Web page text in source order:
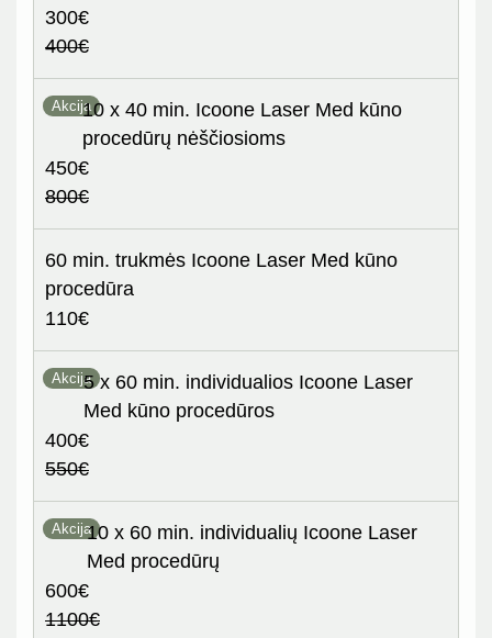
300€
400€
Akcija10 x 40 min. Icoone Laser Med kūno
procedūrų nėščiosioms
450€
800€
60 min. trukmės Icoone Laser Med kūno
procedūra
110€
Akcija5 x 60 min. individualios Icoone Laser
Med kūno procedūros
400€
550€
Akcija10 x 60 min. individualių Icoone Laser
Med procedūrų
600€
1100€